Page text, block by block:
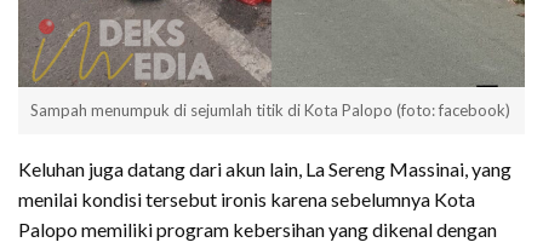
Sampah menumpuk di sejumlah titik di Kota Palopo (foto: facebook)
Keluhan juga datang dari akun lain, La Sereng Massinai, yang
menilai kondisi tersebut ironis karena sebelumnya Kota
Palopo memiliki program kebersihan yang dikenal dengan